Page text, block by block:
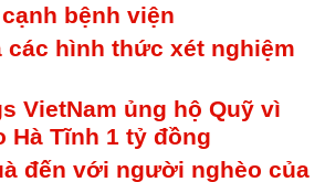
bệnh viện
các hình thức xét nghiệm
VietNam ủng hộ Quỹ vì
Hà Tĩnh 1 tỷ đồng
đến với người nghèo của